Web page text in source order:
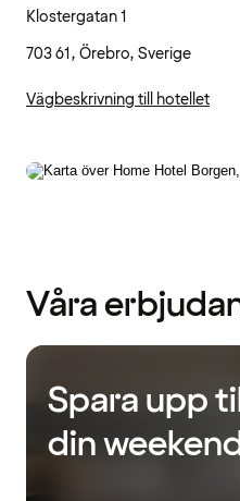
Klostergatan 1
703 61, Örebro, Sverige
Vägbeskrivning till hotellet
Våra
Spara upp
din